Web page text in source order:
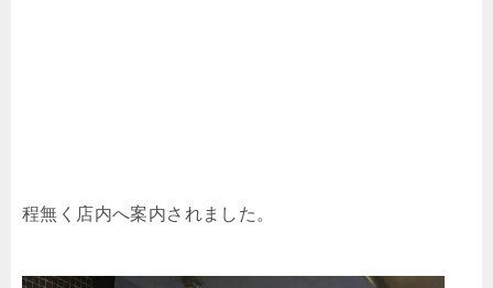
程無く店内へ案内されました。